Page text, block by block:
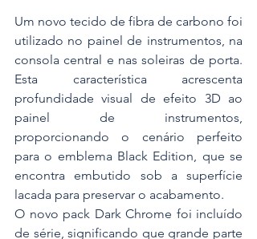
Um novo tecido de fibra de carbono foi
utilizado no painel de instrumentos, na
consola central e nas soleiras de porta.
Esta característica acrescenta
profundidade visual de efeito 3D ao
painel de instrumentos,
proporcionando o cenário perfeito
para o emblema Black Edition, que se
encontra embutido sob a superfície
lacada para preservar o acabamento.
O novo pack Dark Chrome foi incluído
de série, significando que grande parte